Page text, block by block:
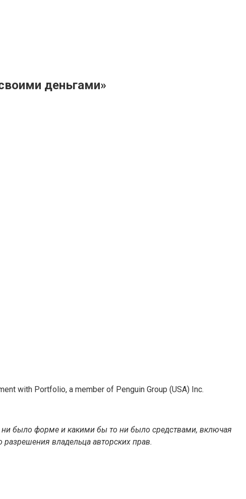
деньгами»
with Portfolio, a member of Penguin Group (USA) Inc.
ни было форме и какими бы то ни было средствами, включая
владельца авторских прав.